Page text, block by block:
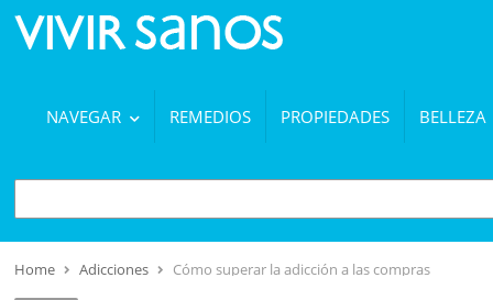
NAVEGAR REMEDIOS PROPIEDADES BELLEZA
BUSCAR
Home Adicciones Cómo superar la adicción a las compras